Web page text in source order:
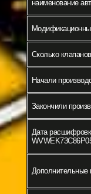
наименование
Сколько
Начали
Закончили
Дата
Дополнительные